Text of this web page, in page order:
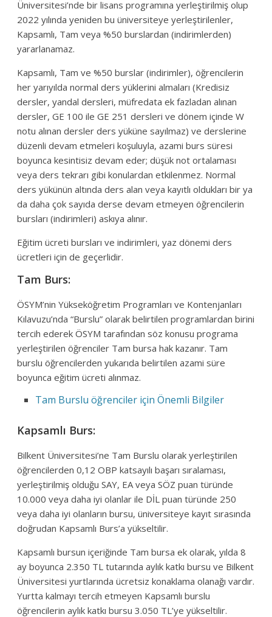
Üniversitesi’nde bir lisans programına yerleştirilmiş olup
2022 yılında yeniden bu üniversiteye yerleştirilenler,
Kapsamlı, Tam veya %50 burslardan (indirimlerden)
yararlanamaz.
Kapsamlı, Tam ve %50 burslar (indirimler), öğrencilerin
her yarıyılda normal ders yüklerini almaları (Kredisiz
dersler, yandal dersleri, müfredata ek fazladan alınan
dersler, GE 100 ile GE 251 dersleri ve dönem içinde W
notu alınan dersler ders yüküne sayılmaz) ve derslerine
düzenli devam etmeleri koşuluyla, azami burs süresi
boyunca kesintisiz devam eder; düşük not ortalaması
veya ders tekrarı gibi konulardan etkilenmez. Normal
ders yükünün altında ders alan veya kayıtlı oldukları bir ya
da daha çok sayıda derse devam etmeyen öğrencilerin
bursları (indirimleri) askıya alınır.
Eğitim ücreti bursları ve indirimleri, yaz dönemi ders
ücretleri için de geçerlidir.
Tam Burs:
ÖSYM’nin Yükseköğretim Programları ve Kontenjanları
Kılavuzu’nda “Burslu” olarak belirtilen programlardan birini
tercih ederek ÖSYM tarafından söz konusu programa
yerleştirilen öğrenciler Tam bursa hak kazanır. Tam
burslu öğrencilerden yukarıda belirtilen azami süre
boyunca eğitim ücreti alınmaz.
Tam Burslu öğrenciler için Önemli Bilgiler
Kapsamlı Burs:
Bilkent Üniversitesi’ne Tam Burslu olarak yerleştirilen
öğrencilerden 0,12 OBP katsayılı başarı sıralaması,
yerleştirilmiş olduğu SAY, EA veya SÖZ puan türünde
10.000 veya daha iyi olanlar ile DİL puan türünde 250
veya daha iyi olanların bursu, üniversiteye kayıt sırasında
doğrudan Kapsamlı Burs’a yükseltilir.
Kapsamlı bursun içeriğinde Tam bursa ek olarak, yılda 8
ay boyunca 2.350 TL tutarında aylık katkı bursu ve Bilkent
Üniversitesi yurtlarında ücretsiz konaklama olanağı vardır.
Yurtta kalmayı tercih etmeyen Kapsamlı burslu
öğrencilerin aylık katkı bursu 3.050 TL’ye yükseltilir.